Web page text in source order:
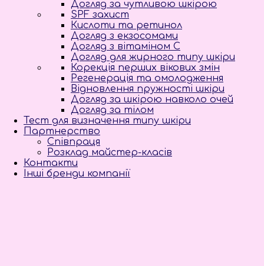
Догляд за чутливою шкірою
SPF захист
Кислоти та ретинол
Догляд з екзосомами
Догляд з вітаміном С
Догляд для жирного типу шкіри
Корекція перших вікових змін
Регенерація та омолодження
Відновлення пружності шкіри
Догляд за шкірою навколо очей
Догляд за тілом
Тест для визначення типу шкіри
Партнерство
Співпраця
Розклад майстер-класів
Контакти
Інші бренди компанії